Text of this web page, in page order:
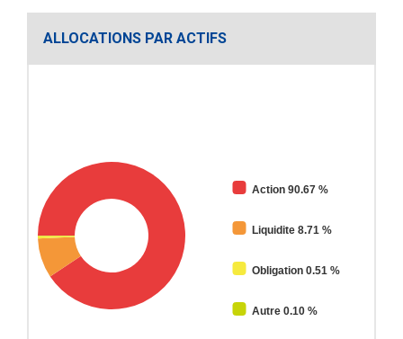
ALLOCATIONS PAR ACTIFS
Action 90.67 %
Liquidite 8.71 %
Obligation 0.51 %
Autre 0.10 %